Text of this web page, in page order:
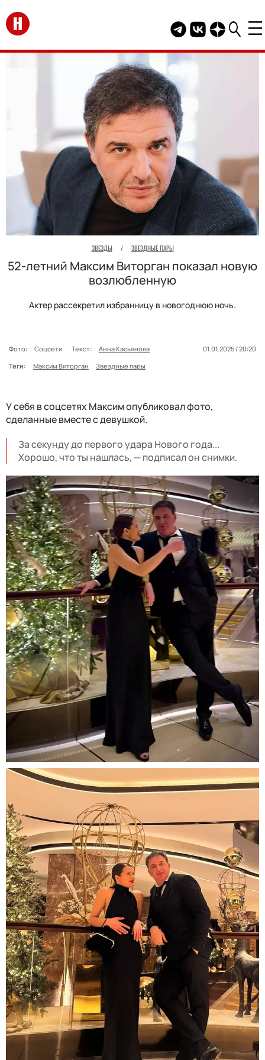
Перейти на главную
Telegram канал
Группа HELLO
Канал
ЗВЕЗДЫ / ЗВЕЗДНЫЕ ПАРЫ
52-летний Максим Виторган показал новую
возлюбленную
Актер рассекретил избранницу в новогоднюю ночь.
Фото: Соцсети Текст: Анна Касьянова
01.01.2025 / 20:20
Теги:
Максим Виторган Звездные пары
У себя в соцсетях Максим опубликовал фото,
сделанные вместе с девушкой.
За секунду до первого удара Нового года...
Хорошо, что ты нашлась, — подписал он снимки.